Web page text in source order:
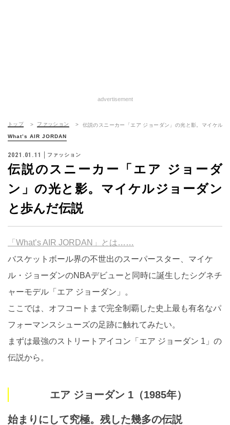
advertisement
トップ ファッション 伝説のスニーカー「エア ジョーダン」の光と影。マイケル
What’s AIR JORDAN
2021.01.11 ファッション
伝説のスニーカー「エア ジョーダ
ン」の光と影。マイケルジョーダン
と歩んだ伝説
「What’s AIR JORDAN」とは……
バスケットボール界の不世出のスーパースター、マイケ
ル・ジョーダンのNBAデビューと同時に誕生したシグネチ
ャーモデル「エア ジョーダン」。
ここでは、オフコートまで完全制覇した史上最も有名なパ
フォーマンスシューズの足跡に触れてみたい。
まずは最強のストリートアイコン「エア ジョーダン 1」の
伝説から。
エア ジョーダン 1（1985年）
始まりにして究極。残した幾多の伝説